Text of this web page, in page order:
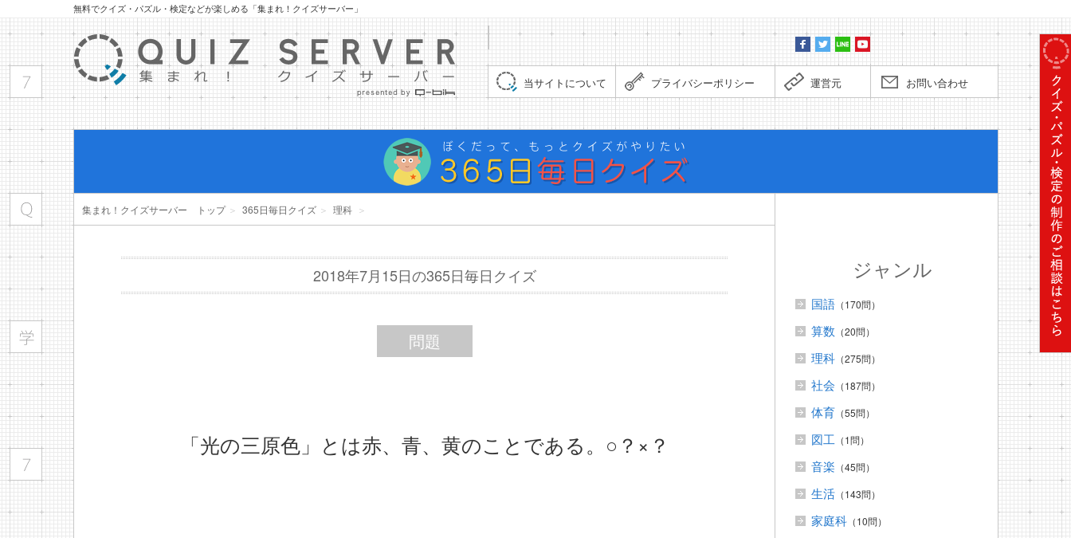
無料でクイズ・パズル・検定などが楽しめる「集まれ！クイズサーバー」
当サイトについて プライバシーポリシー 運営元 お問い合わせ
ぼくだ
集まれ！クイズサーバー トップ＞ 365日毎日クイズ ＞ 理科 ＞
2018年7月15日の365日毎日クイズ
問題
「光の三原色」とは赤、青、黄のことである。○？×？
ジャンル
国語 （170問）
算数 （20問）
理科 （275問）
社会 （187問）
体育 （55問）
図工 （1問）
音楽 （45問）
生活 （143問）
家庭科 （10問）